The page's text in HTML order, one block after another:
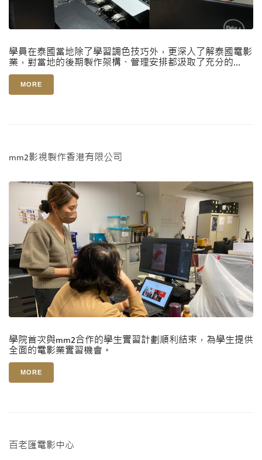
學員在泰國當地除了學習調色技巧外，更深入了解泰國電影
業，對當地的後期製作架構、管理安排都汲取了充分的...
MORE
mm2影視製作香港有限公司
學院首次與mm2合作的學生實習計劃順利結束，為學生提供
全面的電影業實習機會。
MORE
百老匯電影中心